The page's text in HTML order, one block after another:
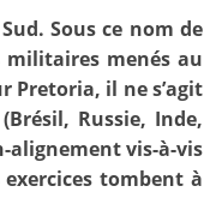
Sous ce nom de
militaires menés au
Pretoria, il ne s’agit
Russie, Inde,
alignement vis-à-vis
tombent à